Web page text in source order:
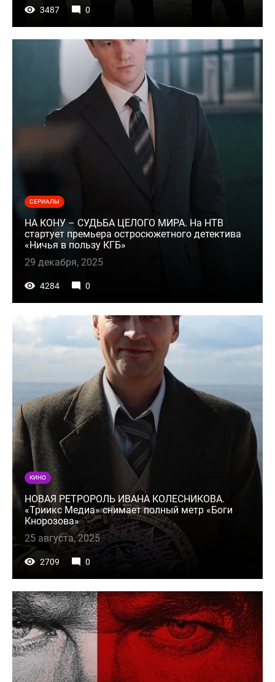
3487 0
СЕРИАЛЫ
НА КОНУ – СУДЬБА ЦЕЛОГО МИРА. На НТВ
стартует премьера остросюжетного детектива
«Ничья в пользу КГБ»
29 декабря, 2025
4284 0
КИНО
НОВАЯ РЕТРОРОЛЬ ИВАНА КОЛЕСНИКОВА.
«Триикс Медиа» снимает полный метр «Боги
Кнорозова»
25 августа, 2025
2709 0